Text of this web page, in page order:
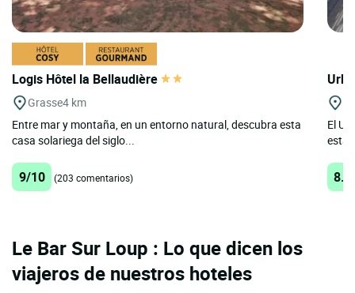
Logis Hôtel la Bellaudière
Grasse4 km
Entre mar y montaña, en un entorno natural, descubra esta
casa solariega del siglo...
9/10 (203 comentarios)
El
Le Bar Sur Loup : Lo que dicen los
viajeros de nuestros hoteles